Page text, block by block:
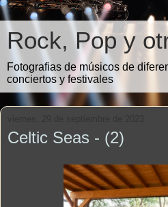
Rock, Pop y
Fotografias de músicos de
conciertos y festivales
Celtic Seas - (2)